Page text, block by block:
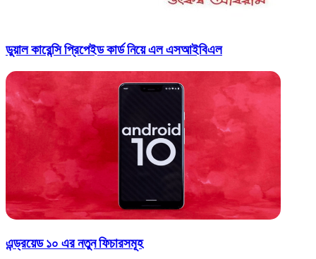
ডুয়াল কারেন্সি প্রিপেইড কার্ড নিয়ে এল এসআইবিএল
এন্ড্রয়েড ১০ এর নতুন ফিচারসমূহ